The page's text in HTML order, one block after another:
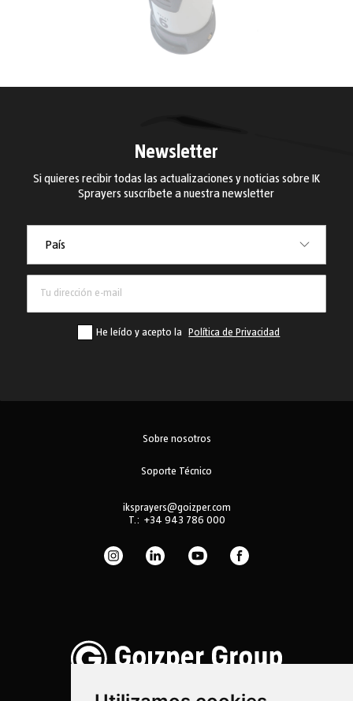
Newsletter
Si quieres recibir todas las actualizaciones y noticias sobre IK
Sprayers suscríbete a nuestra newsletter
País
He leído y acepto la Política de Privacidad
Sobre nosotros
Soporte Técnico
iksprayers@goizper.com
T.: +34 943 786 000